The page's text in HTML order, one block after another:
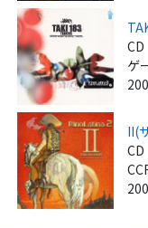
CD
ゲ
II(
CD